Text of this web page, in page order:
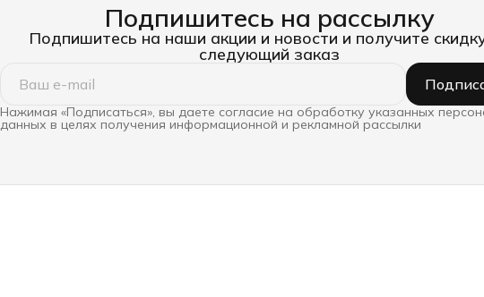
Подпишитесь на рассылку
Подпишитесь на наши акции и новости и получите
следующий заказ
Нажимая «Подписаться», вы даете согласие на обработку указанных
данных в целях получения информационной и рекламной рассылки